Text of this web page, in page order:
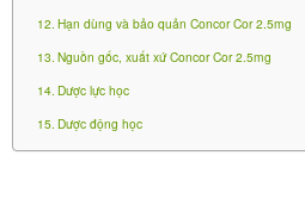
hàm lượng cao hơn có sẵn.
Liều khuyến cáo tối đa là
Bệnh nhân nên được theo
này trừ khi không thể được do
Hạn dùng và bảo quản Concor Cor 2.5mg
Nguồn gốc, xuất xứ Concor Cor 2.5mg
Dược lực học
Dược động học